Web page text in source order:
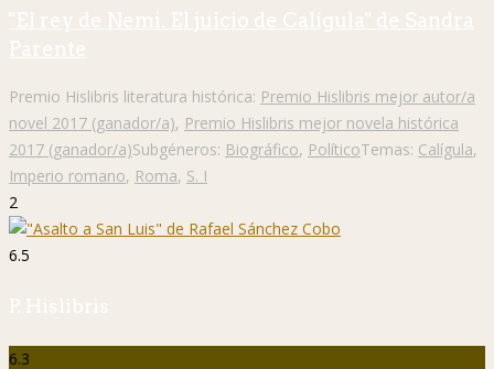
"El rey de Nemi. El juicio de Calígula" de Sandra
Parente
Premio Hislibris literatura histórica: Premio Hislibris mejor autor/a
novel 2017 (ganador/a), Premio Hislibris mejor novela histórica
2017 (ganador/a)Subgéneros: Biográfico, PolíticoTemas: Calígula,
Imperio romano, Roma, S. I
2
6.5
P. Hislibris
6.3